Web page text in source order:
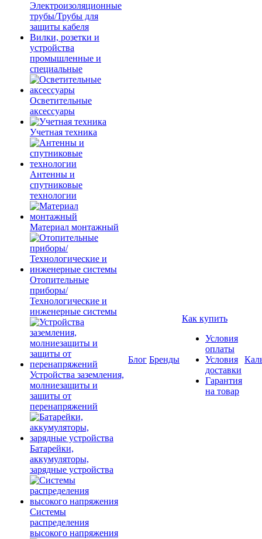
Электроизоляционные
трубы/Трубы для
защиты кабеля
Вилки, розетки и
устройства
промышленные и
специальные
Осветительные
аксессуары
Учетная техника
Антенны и
спутниковые
технологии
Материал монтажный
Отопительные
приборы/
Технологические и
инженерные системы
Устройства заземления,
молниезащиты и
защиты от
перенапряжений
Батарейки,
аккумуляторы,
зарядные устройства
Системы
распределения
высокого напряжения
Блог Бренды
Как купить
Условия
оплаты
Условия
доставки
Гарантия
на товар